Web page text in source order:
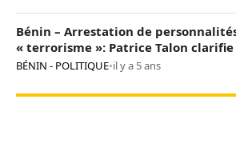
Bénin – Arrestation de
« terrorisme »: Patrice Talon
BÉNIN - POLITIQUE•il y a 5 ans